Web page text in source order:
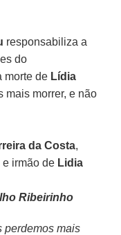
responsabiliza a
do
morte de Lídia
mais morrer, e não
da Costa,
e irmão de Lidia
Ribeirinho
perdemos mais